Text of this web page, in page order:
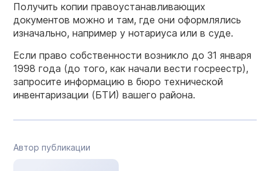
Получить копии правоустанавливающих
документов можно и там, где они оформлялись
изначально, например у нотариуса или в суде.
Если право собственности возникло до 31 января
1998 года (до того, как начали вести госреестр),
запросите информацию в бюро технической
инвентаризации (БТИ) вашего района.
Автор публикации